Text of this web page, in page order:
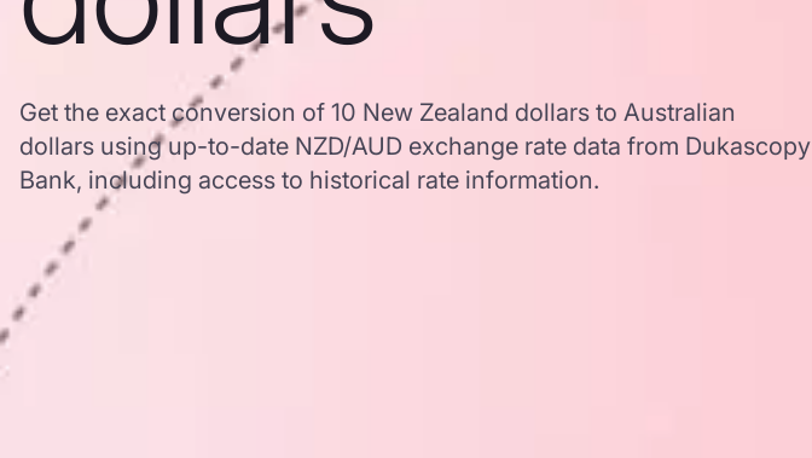
Get the exact conversion of 10 New Zealand dollars to Australian
dollars using up-to-date NZD/AUD exchange rate data from Dukascopy
Bank, including access to historical rate information.